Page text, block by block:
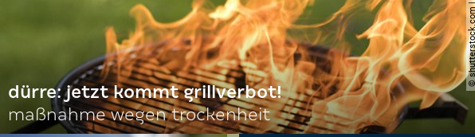
dürre: jetzt kommt grillverbot!
maßnahme wegen trockenheit